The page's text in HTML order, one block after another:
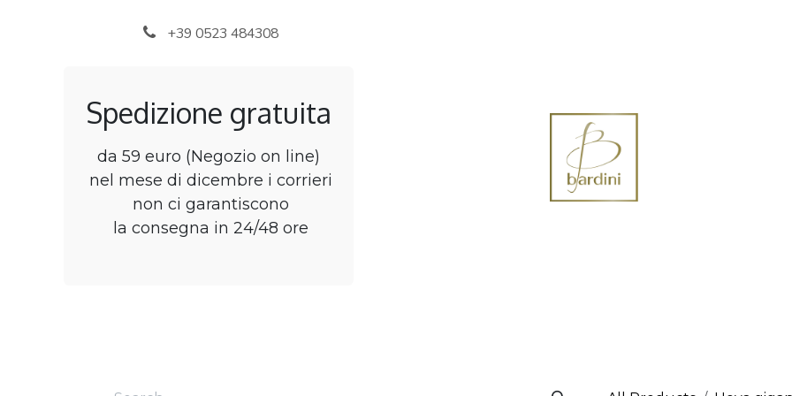
+39 0523 484308
Spedizione gratuita
da 59 euro (Negozio on line)
nel mese di dicembre i corrieri
non ci garantiscono
la consegna in 24/48 ore